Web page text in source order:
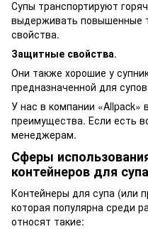
Супы транспортируют
выдерживать повышенные
свойства.
Защитные свойства.
Они также хорошие у
предназначенной для
У нас в компании «Allpack»
преимущества. Если есть
менеджерам.
Сферы
контейнеров для супа
Контейнеры для супа (или
которая популярна среди
относят такие: